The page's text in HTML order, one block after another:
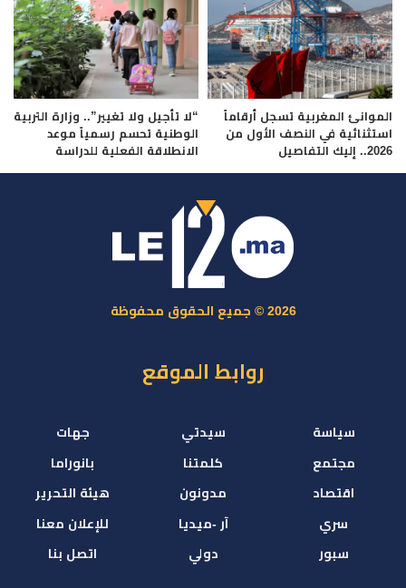
الموانئ المغربية تسجل أرقاماً
استثنائية في النصف الأول من
2026.. إليك التفاصيل
“لا تأجيل ولا تغيير”.. وزارة التربية
الوطنية تحسم رسمياً موعد
الانطلاقة الفعلية للدراسة
2026 © جميع الحقوق محفوظة
روابط الموقع
سياسة
مجتمع
اقتصاد
سري
سبور
سيدتي
كلمتنا
مدونون
آر -ميديا
دولي
جهات
بانوراما
هيئة التحرير
للإعلان معنا
اتصل بنا